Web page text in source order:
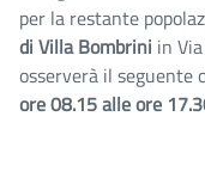
per la restante
di Villa Bombrini in
osserverà il seguente
ore 08.15 alle ore